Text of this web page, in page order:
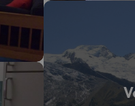
de volta.